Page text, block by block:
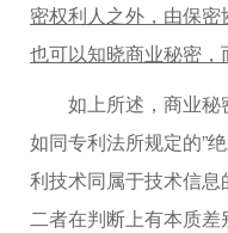
密权利人之外，由保
也可以知晓商业秘密，
如上所述，商业秘
如同专利法所规定的”
利技术同属于技术信
二者在判断上有本质